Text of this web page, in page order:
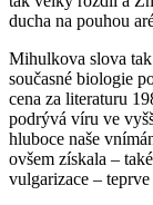
ducha na pouhou
Mihulkova slova
současné biologie
cena za literaturu
podrývá víru ve
hluboce naše
ovšem získala –
vulgarizace –